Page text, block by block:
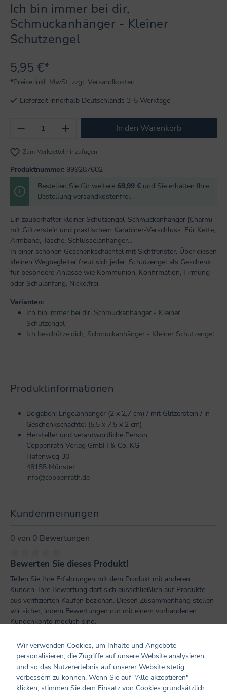
Ich bin immer bei dir,
Schmuckanhänger - Kleiner
Schutzengel
5,95 €*
*Preise inkl. MwSt. zzgl. Versandkosten
Lieferzeit innerhalb Deutschlands 3-5 Werktage
Produkt Anzahl: Gib den gewünschten
In den Warenkorb
Zum Merkzettel hinzufügen
Produktnummer: 999287602
Bestellen Sie für weitere 68,99 € und Sie erhalten Ihre
Bestellung versandkostenfrei.
Ein zauberhafter kleiner Schutzengel-Schmuckanhänger (Charm)
mit Glitzerstein und praktischem Karabiner-Verschluss. Für Kette,
Armband, Tasche, Schlüsselanhänger…
In einer schönen Geschenkschachtel mit Sichtfenster. Über diesen
kleinen Wegbegleiter freut sich jeder. Schutzengel als Geschenk
für besondere Anlässe wie Kommunion, Konfirmation, Firmung
oder Schulanfang. Nickelfrei.
Varianten:
Ich bin immer bei dir, Schmuckanhänger - Kleiner
Schutzengel
Ich beschütze dich, Schmuckanhänger - Kleiner Schutzengel
Produktinformationen
Beigaben: Engelanhänger (2 x 2,7 cm) / mit Glitzerstein / in
Geschenkschachtel (5,5 x 7,5 x 2 cm)
Hersteller und verantwortliche Person:
Coppenrath Verlag GmbH & Co. KG
Hafenweg 30
48155 Münster
info@coppenrath.de
Kundenmeinungen
0 von 0 Bewertungen
Durchschnittliche Bewertung von 0 von 5 Sternen
Bewerten Sie dieses Produkt!
Teilen Sie Ihre Erfahrungen mit dem Produkt mit anderen
Kunden. Ihre Bewertung darf sich ausschließlich auf Produkte
aus verifizierten Käufen beziehen. Diesen Zusammenhang stellen
wir sicher, indem Bewertungen nur mit einem vorhandenen
Kundenkonto möglich sind.
Bewertung schreiben
Bewertungen nur in der aktuellen Sprache anzeigen.
Wir verwenden Cookies, um Inhalte und Angebote
personalisieren, die Zugriffe auf unsere Website analysieren
und so das Nutzererlebnis auf unserer Website stetig
verbessern zu können. Wenn Sie auf "Alle akzeptieren"
klicken, stimmen Sie dem Einsatz von Cookies grundsätzlich